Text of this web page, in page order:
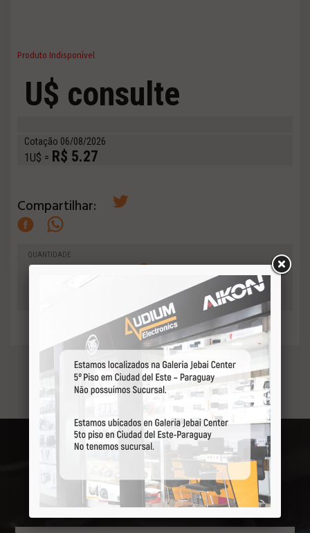
Produto Indisponível
U$ consulte
Cotação 06/08/2026
1U$ = R$ 5.27
Compartilhar:
QUANTIDADE
+ Adicionar
ao orçamento
Receba por primeiro
nossas ofertas